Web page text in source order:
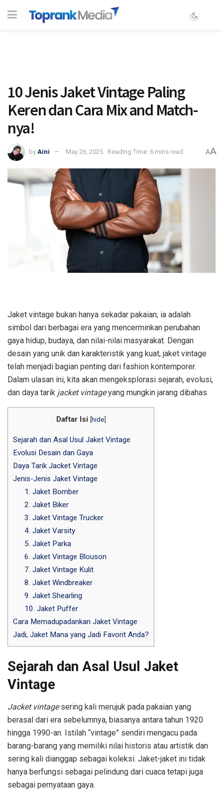
10 Jenis Jaket Vintage Paling
Keren dan Cara Mix and Match-
nya!
by Aini May 26, 2025 Reading Time: 6 mins read AA
Jaket vintage bukan hanya sekadar pakaian; ia adalah
simbol dari berbagai era yang mencerminkan perubahan
gaya hidup, budaya, dan nilai-nilai masyarakat. Dengan
desain yang unik dan karakteristik yang kuat, jaket vintage
telah menjadi bagian penting dari fashion kontemporer.
Dalam ulasan ini, kita akan mengeksplorasi sejarah, evolusi,
dan daya tarik jacket vintageyang mungkin jarang dibahas.
Daftar Isi [hide]
Sejarah dan Asal Usul Jaket Vintage
Evolusi Desain dan Gaya
Daya Tarik Jacket Vintage
Jenis-Jenis Jaket Vintage
1. Jaket Bomber
2. Jaket Biker
3. Jaket Vintage Trucker
4. Jaket Varsity
5. Jaket Parka
6. Jaket Vintage Blouson
7. Jaket Vintage Kulit
8. Jaket Windbreaker
9. Jaket Shearling
10. Jaket Puffer
Cara Memadupadankan Jaket Vintage
Jadi, Jaket Mana yang Jadi Favorit Anda?
Sejarah dan Asal Usul Jaket
Vintage
Jacket vintagesering kali merujuk pada pakaian yang
berasal dari era sebelumnya, biasanya antara tahun 1920
hingga 1990-an. Istilah “vintage” sendiri mengacu pada
barang-barang yang memiliki nilai historis atau artistik dan
sering kali dianggap sebagai koleksi. Jaket-jaket ini tidak
hanya berfungsi sebagai pelindung dari cuaca tetapi juga
sebagai pernyataan gaya.